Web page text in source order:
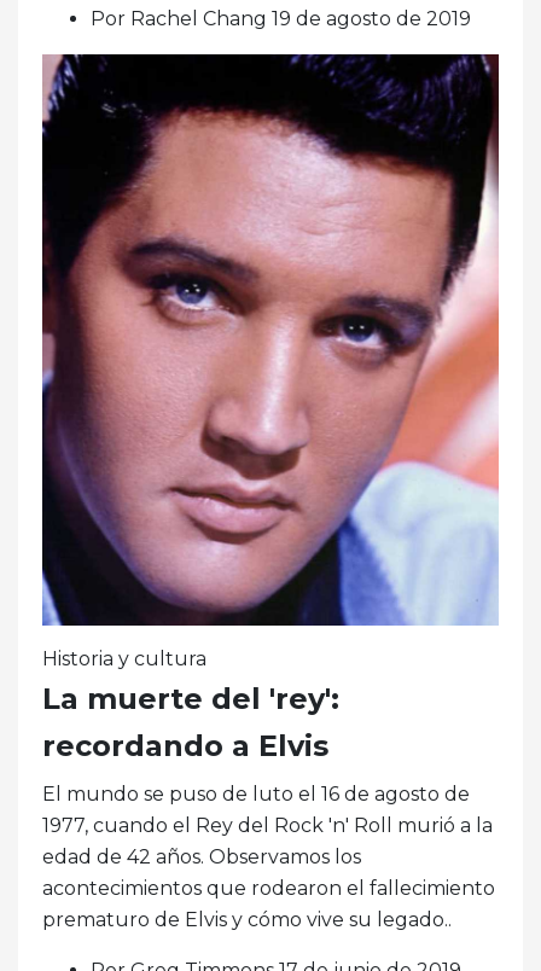
Por Rachel Chang 19 de agosto de 2019
Historia y cultura
La muerte del 'rey':
recordando a Elvis
El mundo se puso de luto el 16 de agosto de
1977, cuando el Rey del Rock 'n' Roll murió a la
edad de 42 años. Observamos los
acontecimientos que rodearon el fallecimiento
prematuro de Elvis y cómo vive su legado..